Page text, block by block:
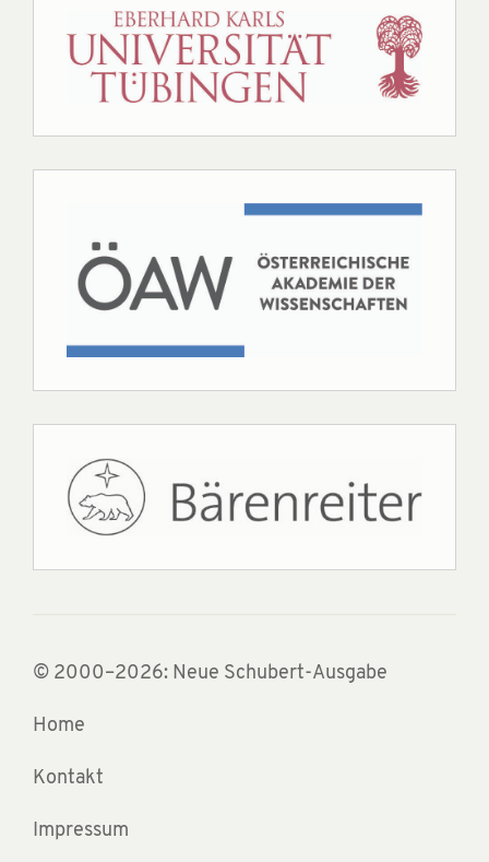
© 2000–2026: Neue Schubert-Ausgabe
Home
Kontakt
Impressum